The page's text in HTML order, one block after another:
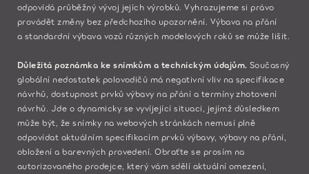
odpovídá průběžný vývoj jejích výrobků. Vyhrazujeme si právo
provádět změny bez předchozího upozornění. Výbava na přání
a standardní výbava vozů různých modelových roků se může lišit.
Důležitá poznámka ke snímkům a technickým údajům. Současný
globální nedostatek polovodičů má negativní vliv na specifikace
návrhů, dostupnost prvků výbavy na přání a termíny zhotovení
návrhů. Jde o dynamicky se vyvíjející situaci, jejímž důsledkem
může být, že snímky na webových stránkách nemusí plně
odpovídat aktuálním specifikacím prvků výbavy, výbavy na přání,
obložení a barevných provedení. Obraťte se prosím na
autorizovaného prodejce, který vám sdělí aktuální omezení,